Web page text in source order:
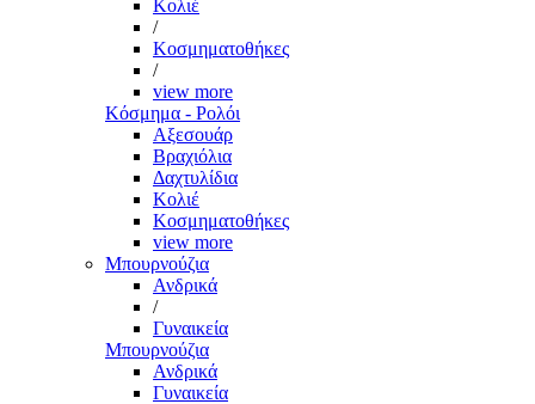
Κολιέ
/
Κοσμηματοθήκες
/
view more
Κόσμημα - Ρολόι
Αξεσουάρ
Βραχιόλια
Δαχτυλίδια
Κολιέ
Κοσμηματοθήκες
view more
Μπουρνούζια
Ανδρικά
/
Γυναικεία
Μπουρνούζια
Ανδρικά
Γυναικεία